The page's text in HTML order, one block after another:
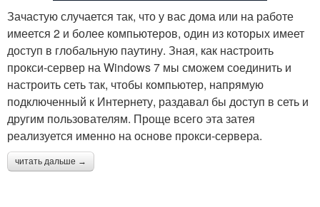
Зачастую случается так, что у вас дома или на работе
имеется 2 и более компьютеров, один из которых имеет
доступ в глобальную паутину. Зная, как настроить
прокси-сервер на Windows 7 мы сможем соединить и
настроить сеть так, чтобы компьютер, напрямую
подключенный к Интернету, раздавал бы доступ в сеть и
другим пользователям. Проще всего эта затея
реализуется именно на основе прокси-сервера.
читать дальше →